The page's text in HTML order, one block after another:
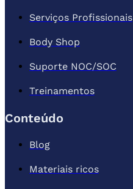
Serviços Profissionais
Body Shop
Suporte NOC/SOC
Treinamentos
Conteúdo
Blog
Materiais ricos